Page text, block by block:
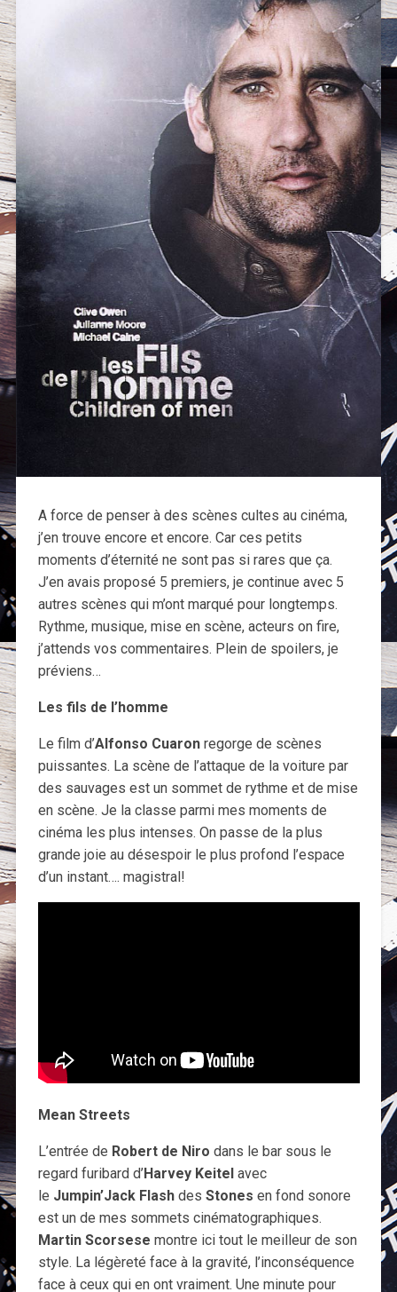
A force de penser à des scènes cultes au cinéma,
j’en trouve encore et encore. Car ces petits
moments d’éternité ne sont pas si rares que ça.
J’en avais proposé 5 premiers, je continue avec 5
autres scènes qui m’ont marqué pour longtemps.
Rythme, musique, mise en scène, acteurs on fire,
j’attends vos commentaires. Plein de spoilers, je
préviens…
Les fils de l’homme
Le film d’Alfonso Cuaronregorge de scènes
puissantes. La scène de l’attaque de la voiture par
des sauvages est un sommet de rythme et de mise
en scène. Je la classe parmi mes moments de
cinéma les plus intenses. On passe de la plus
grande joie au désespoir le plus profond l’espace
d’un instant…. magistral!
Mean Streets
L’entrée de Robert de Niro dans le bar sous le
regard furibard d’Harvey Keitelavec
le Jumpin’Jack Flashdes Stones en fond sonore
est un de mes sommets cinématographiques.
Martin Scorsese montre ici tout le meilleur de son
style. La légèreté face à la gravité, l’inconséquence
face à ceux qui en ont vraiment. Une minute pour